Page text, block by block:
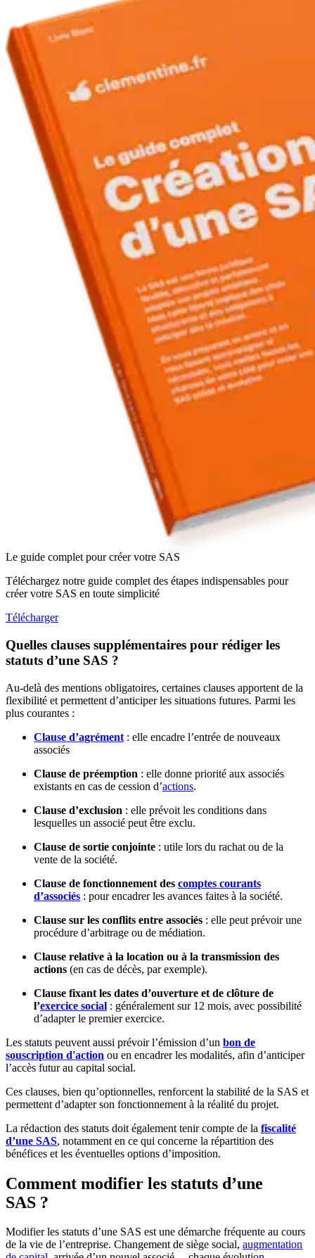
Le guide complet pour créer votre SAS
Téléchargez notre guide complet des étapes indispensables pour
créer votre SAS en toute simplicité
Télécharger
Quelles clauses supplémentaires pour rédiger les
statuts d’une SAS ?
Au-delà des mentions obligatoires, certaines clauses apportent de la
flexibilité et permettent d’anticiper les situations futures. Parmi les
plus courantes :
Clause d’agrément : elle encadre l’entrée de nouveaux
associés
Clause de préemption : elle donne priorité aux associés
existants en cas de cession d’actions.
Clause d’exclusion : elle prévoit les conditions dans
lesquelles un associé peut être exclu.
Clause de sortie conjointe : utile lors du rachat ou de la
vente de la société.
Clause de fonctionnement des comptes courants
d’associés : pour encadrer les avances faites à la société.
Clause sur les conflits entre associés : elle peut prévoir une
procédure d’arbitrage ou de médiation.
Clause relative à la location ou à la transmission des
actions (en cas de décès, par exemple).
Clause fixant les dates d’ouverture et de clôture de
l’exercice social : généralement sur 12 mois, avec possibilité
d’adapter le premier exercice.
Les statuts peuvent aussi prévoir l’émission d’un bon de
souscription d'action ou en encadrer les modalités, afin d’anticiper
l’accès futur au capital social.
Ces clauses, bien qu’optionnelles, renforcent la stabilité de la SAS et
permettent d’adapter son fonctionnement à la réalité du projet.
La rédaction des statuts doit également tenir compte de la fiscalité
d’une SAS, notamment en ce qui concerne la répartition des
bénéfices et les éventuelles options d’imposition.
Comment modifier les statuts d’une
SAS ?
Modifier les statuts d’une SAS est une démarche fréquente au cours
de la vie de l’entreprise. Changement de siège social, augmentation